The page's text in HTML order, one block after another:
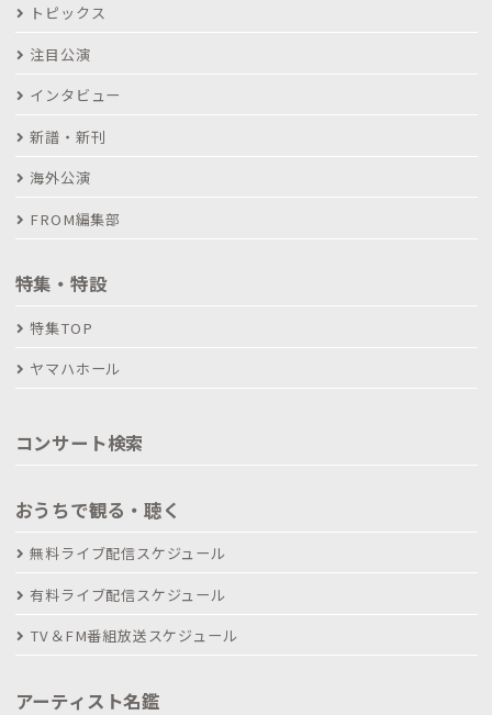
トピックス
注目公演
インタビュー
新譜・新刊
海外公演
FROM編集部
特集・特設
特集TOP
ヤマハホール
コンサート検索
おうちで観る・聴く
無料ライブ配信スケジュール
有料ライブ配信スケジュール
TV＆FM番組放送スケジュール
アーティスト名鑑